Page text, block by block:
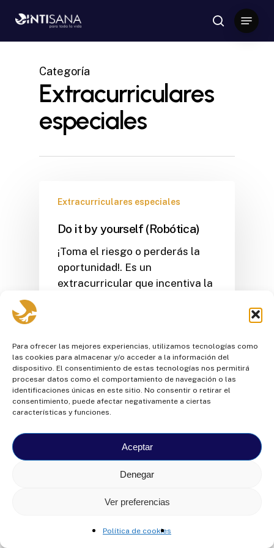
Para ofrecer las mejores experiencias, utilizamos tecnologías como
las cookies para almacenar y/o acceder a la información del
dispositivo. El consentimiento de estas tecnologías nos permitirá
procesar datos como el comportamiento de navegación o las
identificaciones únicas en este sitio. No consentir o retirar el
consentimiento, puede afectar negativamente a ciertas
características y funciones.
Aceptar
Denegar
Ver preferencias
Política de cookies
main
search
Menu
Categoría
Extracurriculares
especiales
Extracurriculares especiales
Do it by yourself (Robótica)
¡Toma el riesgo o perderás la
oportunidad!. Es un
extracurricular que incentiva la
© Colegio Intisana2026- FINDES. RUC:
1791700112001
Close